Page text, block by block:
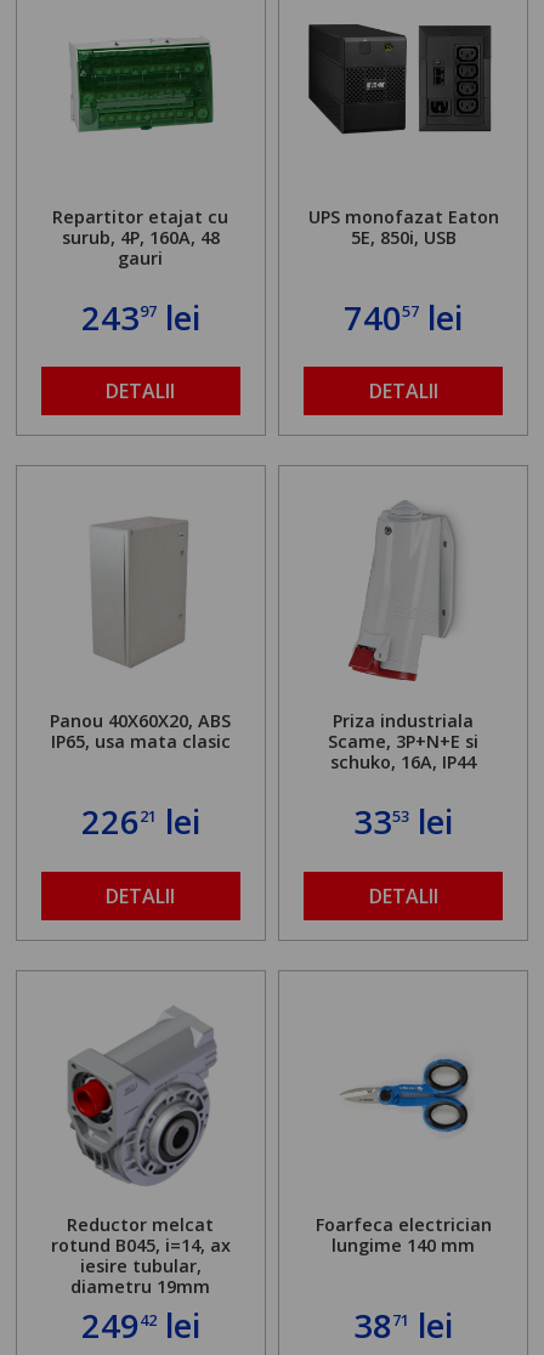
Repartitor etajat cu
surub, 4P, 160A, 48
gauri
24397lei
DETALII
UPS monofazat Eaton
5E, 850i, USB
74057 lei
DETALII
Panou 40X60X20, ABS
IP65, usa mata clasic
22621 lei
DETALII
Priza industriala
Scame, 3P+N+E si
schuko, 16A, IP44
3353 lei
DETALII
Reductor melcat
rotund B045, i=14, ax
iesire tubular,
diametru 19mm
24942lei
Foarfeca electrician
lungime 140 mm
3871 lei